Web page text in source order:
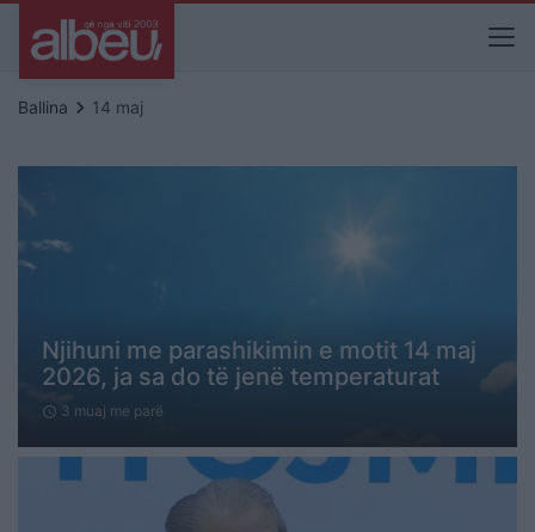
Ballina keyboard_arrow_right 14 maj
Njihuni me parashikimin e motit 14 maj
2026, ja sa do të jenë temperaturat
schedule 3 muaj me parë